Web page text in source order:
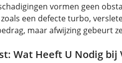
vormen geen
een defecte turbo,
maar afwijzing gebeurt
Wat Heeft U Nodig bij